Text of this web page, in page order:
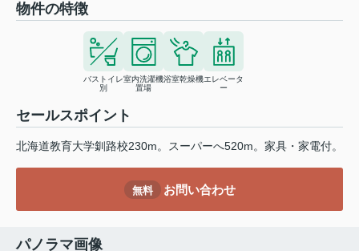
物件の特徴
バストイレ
別
室内洗濯機
置場
浴室乾燥機エレベータ
ー
セールスポイント
北海道教育大学釧路校230m。スーパーへ520m。家具・家電付。
無料 お問い合わせ
パノラマ画像